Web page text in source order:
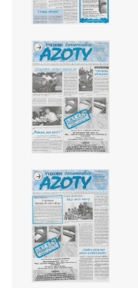
Tarnowskie
Tarnowskie
13
Tarnowskie
14
Tarnowskie
15
Tarnowskie
16
Tarnowskie
17
Tarnowskie
18